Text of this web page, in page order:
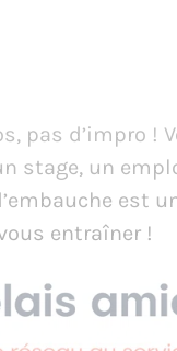
pas d’impro !
stage, un
est
entraîner !